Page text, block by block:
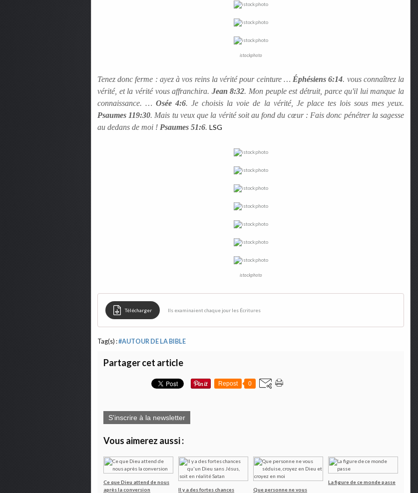
istockphoto
Tenez donc ferme : ayez à vos reins la vérité pour ceinture … Éphésiens 6:14. vous connaîtrez la
vérité, et la vérité vous affranchira. Jean 8:32. Mon peuple est détruit, parce qu'il lui manque la
connaissance. …Osée 4:6. Je choisis la voie de la vérité, Je place tes lois sous mes yeux.
Psaumes 119:30. Mais tu veux que la vérité soit au fond du cœur : Fais donc pénétrer la sagesse
au dedans de moi ! Psaumes 51:6. LSG
istockphoto
Télécharger Ils examinaient chaque jour les Écritures
Tag(s) :#AUTOUR DE LA BIBLE
Partager cet article
Repost 0
S'inscrire à la newsletter
Vous aimerez aussi :
Ce que Dieu attend de nous
après la conversion
Il y a des fortes chances
Que personne ne vous
La figure de ce monde passe